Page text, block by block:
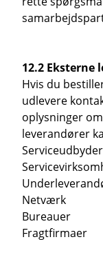
12.2 Eksterne
Hvis du
udlevere
oplysninger
leverandører
Netværk
Bureauer
Fragtfirmaer